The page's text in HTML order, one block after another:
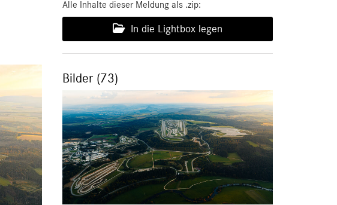
Alle Inhalte dieser Meldung als .zip:
In die Lightbox legen
Bilder (73)